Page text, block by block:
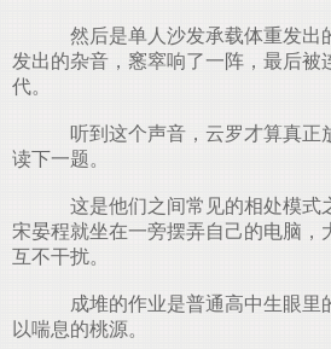
然后是单人沙发承载体重发出
发出的杂音，窸窣响了一阵，最后被
代。
听到这个声音，云罗才算真正
读下一题。
这是他们之间常见的相处模式
宋晏程就坐在一旁摆弄自己的电脑，
互不干扰。
成堆的作业是普通高中生眼里
以喘息的桃源。